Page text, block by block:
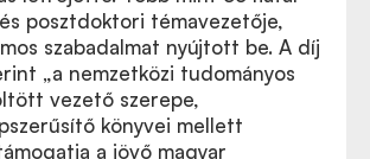
posztdoktori témavezetője,
szabadalmat nyújtott be. A díj
„a nemzetközi tudományos
vezető szerepe,
könyvei mellett
a jövő magyar